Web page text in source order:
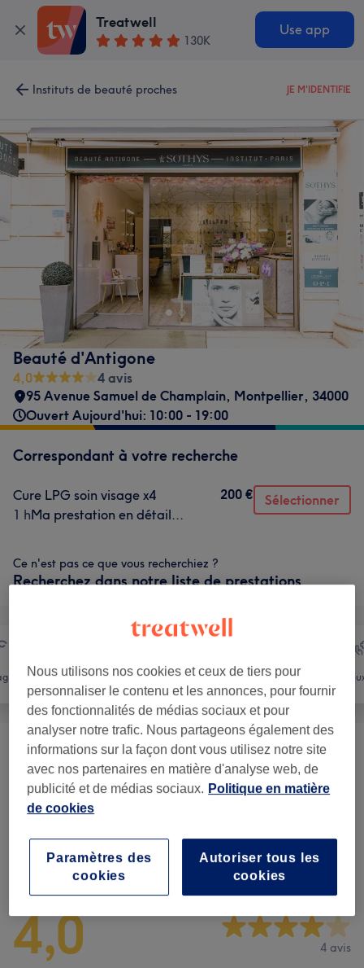
Treatwell
130K
Use app
Instituts de beauté proches JE M'IDENTIFIE
Beauté d'Antigone
4,0
4 avis
95 Avenue Samuel de Champlain, Montpellier, 34000
Ouvert Aujourd'hui: 10:00 - 19:00
Correspondant à votre recherche
Cure LPG soin visage x4
1 hMa prestation en détail...
200 € Sélectionner
Ce n'est pas ce que vous recherchiez ?
Recherchez dans notre liste de prestations
Massage Corps
Minceur LPG (9) à partir de 20 €
Massages (5) à partir de 15 €
Avis sur l'établissement
4,0 4 avis
Nous utilisons nos cookies et ceux de tiers pour
personnaliser le contenu et les annonces, pour fournir
des fonctionnalités de médias sociaux et pour
analyser notre trafic. Nous partageons également des
informations sur la façon dont vous utilisez notre site
avec nos partenaires en matière d'analyse web, de
publicité et de médias sociaux. Politique en matière
de cookies
Autoriser tous les
cookies
Paramètres des
cookies